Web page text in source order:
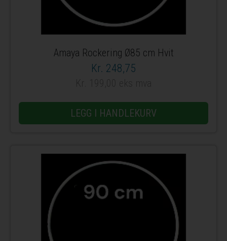
Amaya Rockering Ø85 cm Hvit
Kr. 248,75
LEGG I HANDLEKURV